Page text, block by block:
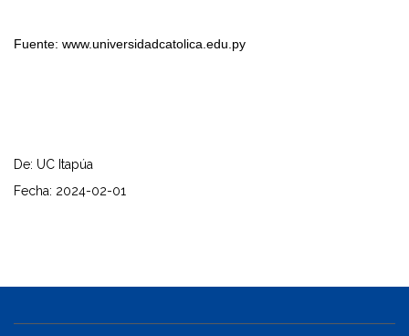
Fuente: www.universidadcatolica.edu.py
De: UC Itapúa
Fecha: 2024-02-01